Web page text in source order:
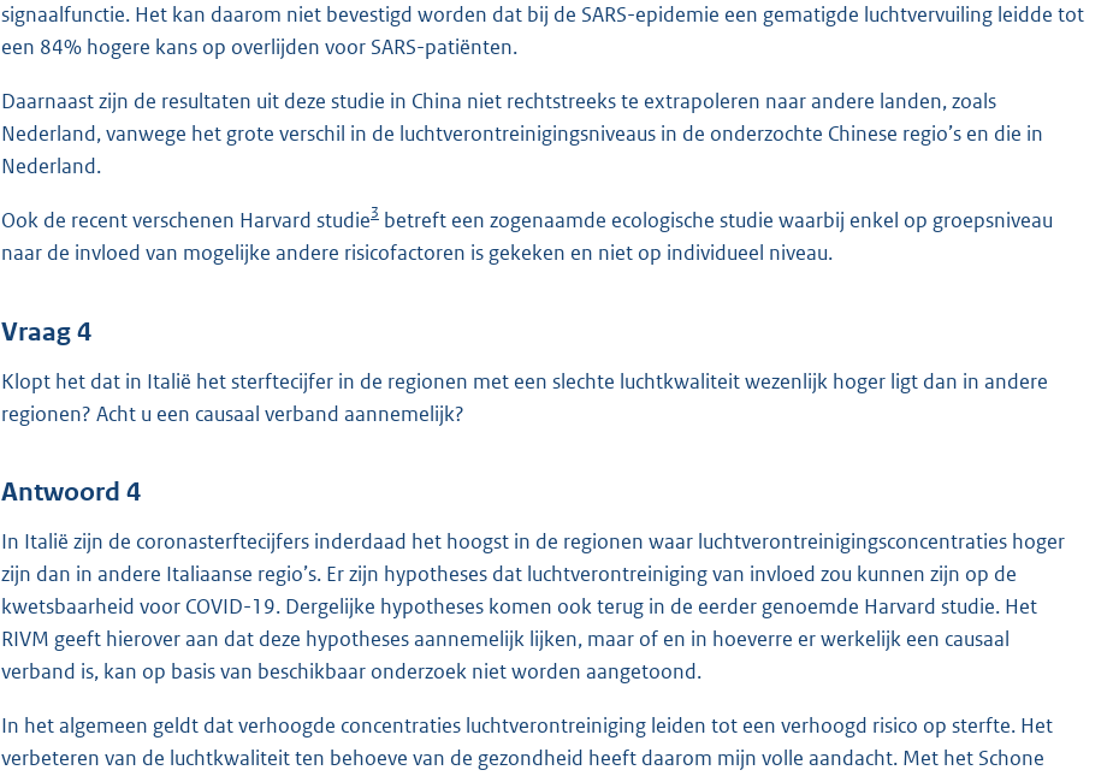
signaalfunctie. Het kan daarom niet bevestigd worden dat bij de SARS-epidemie een gematigde luchtvervuiling leidde tot
een 84% hogere kans op overlijden voor SARS-patiënten.
Daarnaast zijn de resultaten uit deze studie in China niet rechtstreeks te extrapoleren naar andere landen, zoals
Nederland, vanwege het grote verschil in de luchtverontreinigingsniveaus in de onderzochte Chinese regio’s en die in
Nederland.
Ook de recent verschenen Harvard studie3 betreft een zogenaamde ecologische studie waarbij enkel op groepsniveau
naar de invloed van mogelijke andere risicofactoren is gekeken en niet op individueel niveau.
Vraag 4
Klopt het dat in Italië het sterftecijfer in de regionen met een slechte luchtkwaliteit wezenlijk hoger ligt dan in andere
regionen? Acht u een causaal verband aannemelijk?
Antwoord 4
In Italië zijn de coronasterftecijfers inderdaad het hoogst in de regionen waar luchtverontreinigingsconcentraties hoger
zijn dan in andere Italiaanse regio’s. Er zijn hypotheses dat luchtverontreiniging van invloed zou kunnen zijn op de
kwetsbaarheid voor COVID-19. Dergelijke hypotheses komen ook terug in de eerder genoemde Harvard studie. Het
RIVM geeft hierover aan dat deze hypotheses aannemelijk lijken, maar of en in hoeverre er werkelijk een causaal
verband is, kan op basis van beschikbaar onderzoek niet worden aangetoond.
In het algemeen geldt dat verhoogde concentraties luchtverontreiniging leiden tot een verhoogd risico op sterfte. Het
verbeteren van de luchtkwaliteit ten behoeve van de gezondheid heeft daarom mijn volle aandacht. Met het Schone